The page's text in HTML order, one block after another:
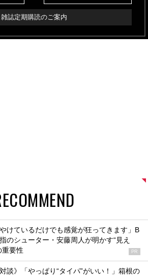
雑誌定期購読のご案内
やけているだけでも感覚が狂ってきます」B
のシューター・安藤周人が明かす“見え
重要性
PR
対談》「やっぱり“タイパ”がいい！」箱根の